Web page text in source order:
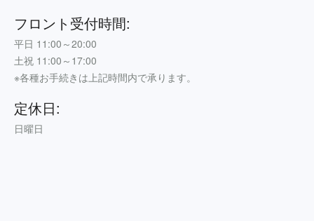
フロント受付時間:
平日 11:00～20:00
土祝 11:00～17:00
※各種お手続きは上記時間内で承ります。
定休日:
日曜日